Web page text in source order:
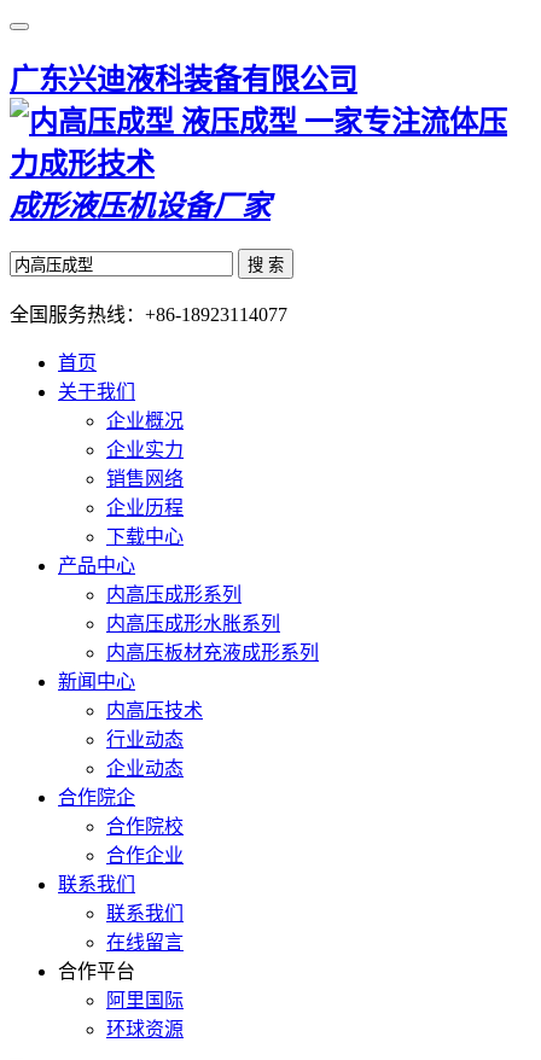
广东兴迪液科装备有限公司
一家专注流体压
力成形技术
成形液压机设备厂家
搜 索
全国服务热线： +86-18923114077
首页
关于我们
企业概况
企业实力
销售网络
企业历程
下载中心
产品中心
内高压成形系列
内高压成形水胀系列
内高压板材充液成形系列
新闻中心
内高压技术
行业动态
企业动态
合作院企
合作院校
合作企业
联系我们
联系我们
在线留言
合作平台
阿里国际
环球资源